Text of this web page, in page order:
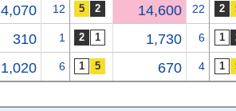
4,070 12 14,600 22
310 1 1,730 6
1,020 6 670 4